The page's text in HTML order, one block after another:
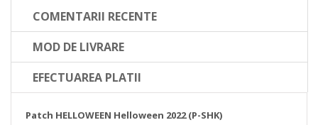
COMENTARII RECENTE
MOD DE LIVRARE
EFECTUAREA PLATII
Patch HELLOWEEN Helloween 2022 (P-SHK)